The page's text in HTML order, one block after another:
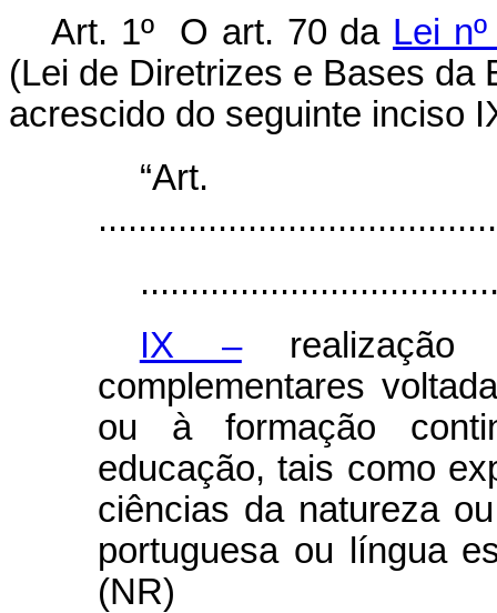
Art. 1º O art. 70 da Lei
(Lei de Diretrizes e Bases da
acrescido do seguinte inciso
IX –realização
complementares
ou à formação
educação, tais como
ciências da natureza
portuguesa ou língua
(NR)